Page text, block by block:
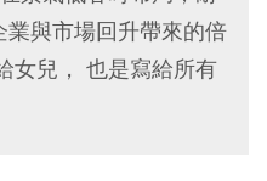
與市場回升帶來的倍
女兒， 也是寫給所有